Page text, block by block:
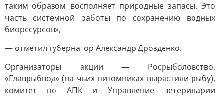
таким образом восполняет природные запасы. Это
часть системной работы по сохранению водных
биоресурсов»,
— отметил губернатор Александр Дрозденко.
Организаторы акции — Росрыболовство,
«Главрыбвод» (на чьих питомниках вырастили рыбу),
комитет по АПК и Управление ветеринарии